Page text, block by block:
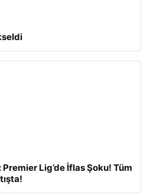
Lig’de İflas Şoku! Tüm